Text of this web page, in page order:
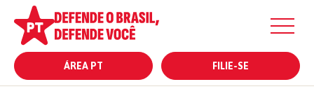
ÁREA PT FILIE-SE